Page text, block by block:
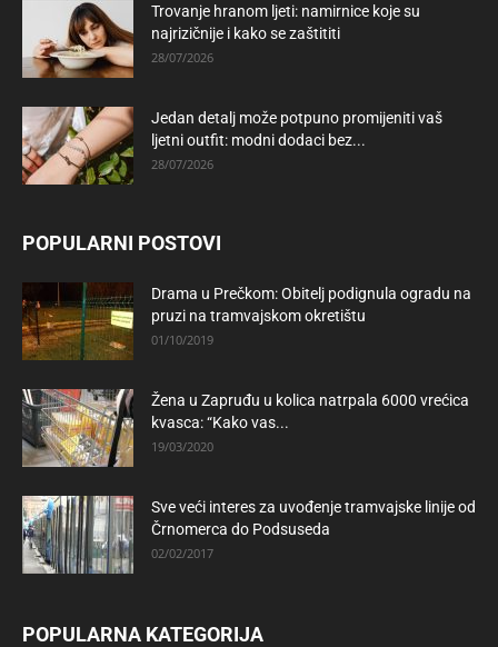
Trovanje hranom ljeti: namirnice koje su
najrizičnije i kako se zaštititi
28/07/2026
Jedan detalj može potpuno promijeniti vaš
ljetni outfit: modni dodaci bez...
28/07/2026
POPULARNI POSTOVI
Drama u Prečkom: Obitelj podignula ogradu na
pruzi na tramvajskom okretištu
01/10/2019
Žena u Zapruđu u kolica natrpala 6000 vrećica
kvasca: “Kako vas...
19/03/2020
Sve veći interes za uvođenje tramvajske linije od
Črnomerca do Podsuseda
02/02/2017
POPULARNA KATEGORIJA